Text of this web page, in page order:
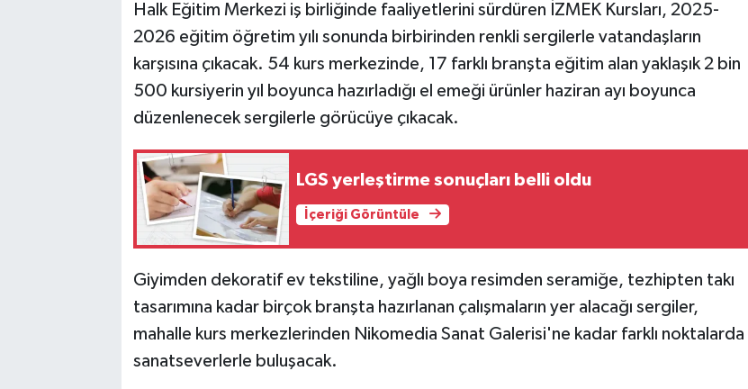
Halk Eğitim Merkezi iş birliğinde faaliyetlerini sürdüren İZMEK Kursları, 2025-
2026 eğitim öğretim yılı sonunda birbirinden renkli sergilerle vatandaşların
karşısına çıkacak. 54 kurs merkezinde, 17 farklı branşta eğitim alan yaklaşık 2 bin
500 kursiyerin yıl boyunca hazırladığı el emeği ürünler haziran ayı boyunca
düzenlenecek sergilerle görücüye çıkacak.
LGS yerleştirme sonuçları belli oldu
İçeriği Görüntüle
Giyimden dekoratif ev tekstiline, yağlı boya resimden seramiğe, tezhipten takı
tasarımına kadar birçok branşta hazırlanan çalışmaların yer alacağı sergiler,
mahalle kurs merkezlerinden Nikomedia Sanat Galerisi'ne kadar farklı noktalarda
sanatseverlerle buluşacak.